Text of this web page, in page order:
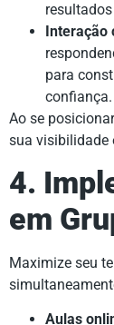
Interação
para
confiança.
Ao se
sua visibilidade
4.
em
Maximize seu
Aulas